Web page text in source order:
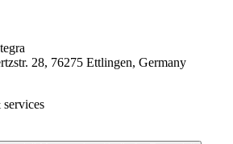
28, 76275 Ettlingen, Germany